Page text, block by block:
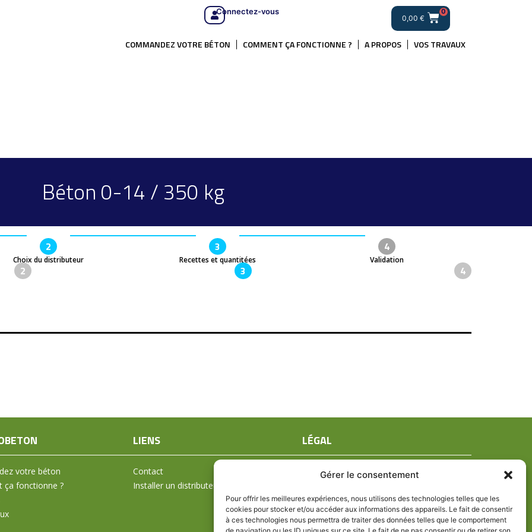
Gérer le consentement
Pour offrir les meilleures expériences, nous utilisons des technologies telles que les
cookies pour stocker et/ou accéder aux informations des appareils. Le fait de consentir
à ces technologies nous permettra de traiter des données telles que le comportement
Connectez-vous
0,00 €
0
COMMANDEZ VOTRE BÉTON COMMENT ÇA FONCTIONNE ? A PROPOS VOS TRAVAUX
Béton 0-14 / 350 kg
2
Choix du distributeur
3
Recettes et quantitées
4
Validation
2 3 4
votre béton
ça fonctionne ?
LIENS
Contact
Installer un distributeur
LÉGAL
Mentions légales
Politique de confidentialité
Politique de cookies (UE)